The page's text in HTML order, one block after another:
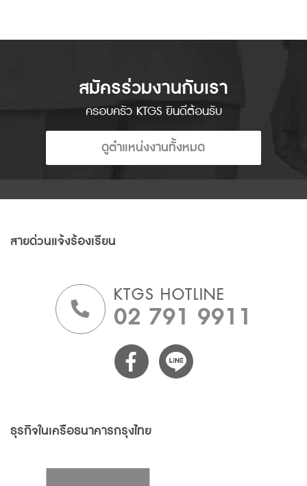
สมัครร่วมงานกับเรา
ครอบครัว KTGS ยินดีต้อนรับ
ดูตำแหน่งงานทั้งหมด
สายด่วนแจ้งร้องเรียน
KTGS HOTLINE
02 791 9911
ธุรกิจในเครือธนาคารกรุงไทย